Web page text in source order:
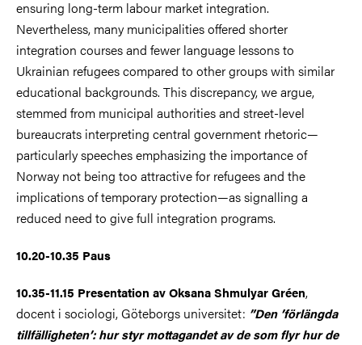
ensuring long-term labour market integration.
Nevertheless, many municipalities offered shorter
integration courses and fewer language lessons to
Ukrainian refugees compared to other groups with similar
educational backgrounds. This discrepancy, we argue,
stemmed from municipal authorities and street-level
bureaucrats interpreting central government rhetoric—
particularly speeches emphasizing the importance of
Norway not being too attractive for refugees and the
implications of temporary protection—as signalling a
reduced need to give full integration programs.
10.20-10.35 Paus
10.35-11.15 Presentation av Oksana Shmulyar Gréen,
docent i sociologi, Göteborgs universitet: ”Den ’förlängda
tillfälligheten’: hur styr mottagandet av de som flyr hur de